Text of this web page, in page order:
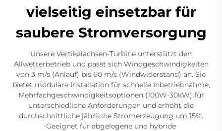
vielseitig einsetzbar für
saubere Stromversorgung
Unsere Vertikalachsen-Turbine unterstützt den
Allwetterbetrieb und passt sich Windgeschwindigkeiten
von 3 m/s (Anlauf) bis 60 m/s (Windwiderstand) an. Sie
bietet modulare Installation für schnelle Inbetriebnahme,
Mehrfachgeschwindigkeitsoptionen (100W-30kW) für
unterschiedliche Anforderungen und erhöht die
durchschnittliche jährliche Stromerzeugung um 15%.
Geeignet für abgelegene und hybride